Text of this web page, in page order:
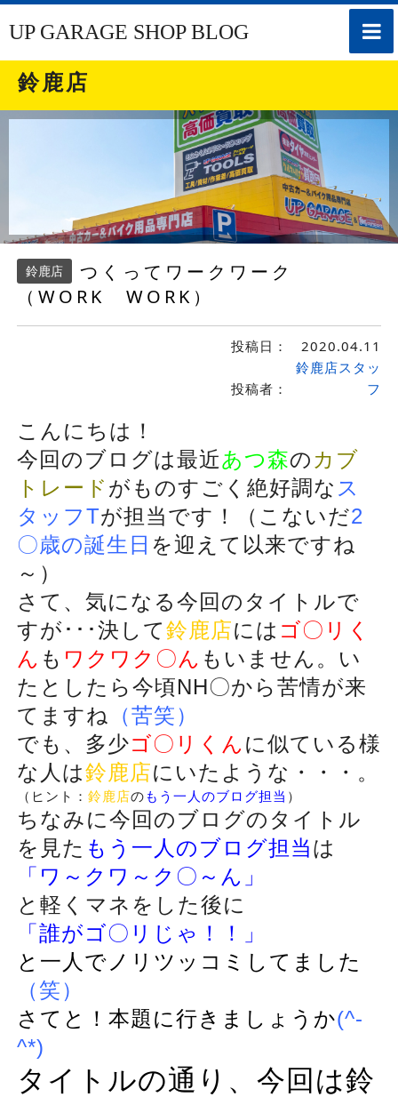
toggle
UP GARAGE SHOP BLOG
鈴鹿店
鈴鹿店
つくってワークワーク
（WORK WORK）
投稿日： 2020.04.11
投稿者：
鈴鹿店スタッ
フ
こんにちは！
今回のブログは最近あつ森の カブ
トレード がものすごく絶好調な ス
タッフTが担当です！（こないだ2
〇歳の誕生日 を迎えて以来ですね
～）
さて、気になる今回のタイトルで
すが･･･決して鈴鹿店には ゴ〇リく
ん も ワクワク〇ん もいません。い
たとしたら今頃NH〇から苦情が来
てますね
（苦笑）
でも、多少ゴ〇リくん に似ている様
な人は鈴鹿店にいたような・・・。
（ヒント： 鈴鹿店のもう一人のブログ担当 ）
ちなみに今回のブログのタイトル
を見た もう一人のブログ担当は
「ワ～クワ～ク〇～ん」
と軽くマネをした後に
「誰がゴ〇リじゃ！！」
と一人でノリツッコミしてました
（笑）
さてと！本題に行きましょうか(^-
^*)
タイトルの通り、今回は鈴